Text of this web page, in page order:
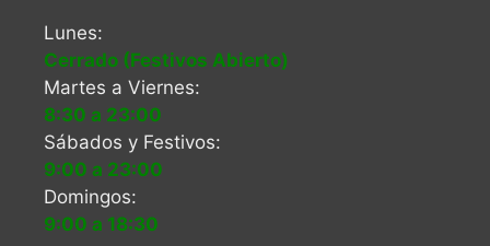
Lunes:
Cerrado (Festivos Abierto)
Martes a Viernes:
8:30 a 23:00
Sábados y Festivos:
9:00 a 23:00
Domingos:
9:00 a 18:30